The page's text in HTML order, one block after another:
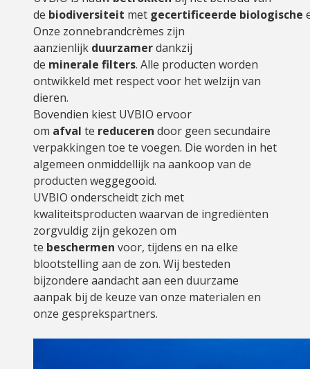
de biodiversiteit met gecertificeerde biologische
Onze zonnebrandcrèmes zijn
aanzienlijk duurzamerdankzij
de minerale filters. Alle producten worden
ontwikkeld met respect voor het welzijn van
dieren.
Bovendien kiest UVBIO ervoor
om afval te reduceren door geen secundaire
verpakkingen toe te voegen. Die worden in het
algemeen onmiddellijk na aankoop van de
producten weggegooid.
UVBIO onderscheidt zich met
kwaliteitsproducten waarvan de ingrediënten
zorgvuldig zijn gekozen om
te beschermen voor, tijdens en na elke
blootstelling aan de zon. Wij besteden
bijzondere aandacht aan een duurzame
aanpak bij de keuze van onze materialen en
onze gesprekspartners.